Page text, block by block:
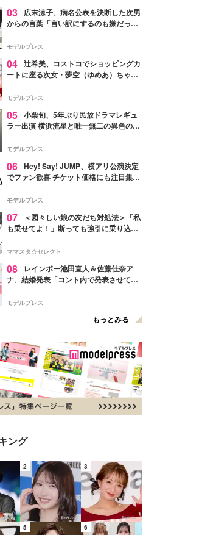
03
広末涼子、病名公表を決断した次男
からの言葉「言い訳にするのも嫌だっ
モデルプレス
04 辻希美、コストコでショッピングカ
ートに座る次女・夢空（ゆめあ）ちゃん
ぎ」「成長を感じる」の声
モデルプレス
05 小栗旬、5年ぶり民放ドラマレギュ
ラー出演 横浜流星と唯一無二の異色のバ
モデルプレス
06 Hey! Say! JUMP、横アリ公演決定
でファン歓喜 チケット価格にも注目集ま
モデルプレス
07
＜図々しい娘の友だち対処法＞「私
も乗せてよ！」断っても強引に乗り込ん
ママスタ☆セレクト
08
レインボー池田直人＆佐藤佳奈ア
ナ、結婚発表「コント内で発表させてい
点変更のため
モデルプレス
もっとみる
ング
2 3
5 6